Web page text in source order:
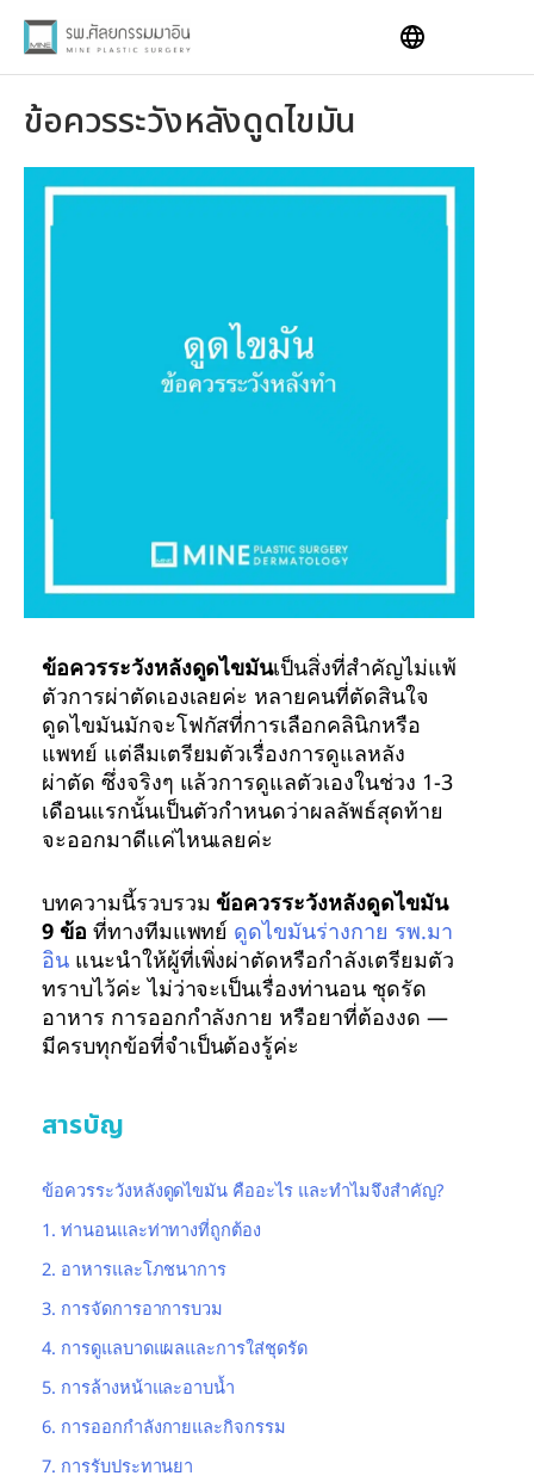
Skip
content
ข้อควรระวังหลังดูดไขมัน
ข้อควรระวังหลังดูดไขมันเป็นสิ่งที่สำคัญไม่แพ้
ตัวการผ่าตัดเองเลยค่ะ หลายคนที่ตัดสินใจ
ดูดไขมันมักจะโฟกัสที่การเลือกคลินิกหรือ
แพทย์ แต่ลืมเตรียมตัวเรื่องการดูแลหลัง
ผ่าตัด ซึ่งจริงๆ แล้วการดูแลตัวเองในช่วง 1-3
เดือนแรกนั้นเป็นตัวกำหนดว่าผลลัพธ์สุดท้าย
จะออกมาดีแค่ไหนเลยค่ะ
บทความนี้รวบรวมข้อควรระวังหลังดูดไขมัน
9 ข้อ ที่ทางทีมแพทย์ ดูดไขมันร่างกาย รพ.มา
อินแนะนำให้ผู้ที่เพิ่งผ่าตัดหรือกำลังเตรียมตัว
ทราบไว้ค่ะ ไม่ว่าจะเป็นเรื่องท่านอน ชุดรัด
อาหาร การออกกำลังกาย หรือยาที่ต้องงด —
มีครบทุกข้อที่จำเป็นต้องรู้ค่ะ
สารบัญ
ข้อควรระวังหลังดูดไขมัน คืออะไร และทำไมจึงสำคัญ?
1. ท่านอนและท่าทางที่ถูกต้อง
2. อาหารและโภชนาการ
3. การจัดการอาการบวม
4. การดูแลบาดแผลและการใส่ชุดรัด
5. การล้างหน้าและอาบน้ำ
6. การออกกำลังกายและกิจกรรม
7. การรับประทานยา